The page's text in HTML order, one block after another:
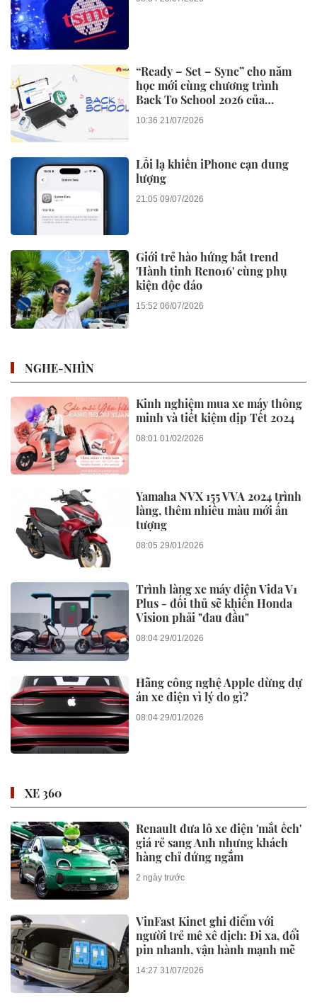
“Ready – Set – Sync” cho năm
học mới cùng chương trình
Back To School 2026 của
Huawei
10:36 21/07/2026
Lỗi lạ khiến iPhone cạn dung
lượng
21:05 09/07/2026
Giới trẻ hào hứng bắt trend
'Hành tinh Reno16' cùng phụ
kiện độc đáo
15:52 06/07/2026
NGHE-NHÌN
Kinh nghiệm mua xe máy thông
minh và tiết kiệm dịp Tết 2024
08:01 01/02/2026
Yamaha NVX 155 VVA 2024 trình
làng, thêm nhiều màu mới ấn
tượng
08:05 29/01/2026
Trình làng xe máy điện Vida V1
Plus - đối thủ sẽ khiến Honda
Vision phải "đau đầu"
08:04 29/01/2026
Hãng công nghệ Apple dừng dự
án xe điện vì lý do gì?
08:04 29/01/2026
XE 360
Renault đưa lô xe điện 'mắt ếch'
giá rẻ sang Anh nhưng khách
hàng chỉ đứng ngắm
2 ngày trước
VinFast Kinet ghi điểm với
người trẻ mê xê dịch: Đi xa, đổi
pin nhanh, vận hành mạnh mẽ
14:27 31/07/2026